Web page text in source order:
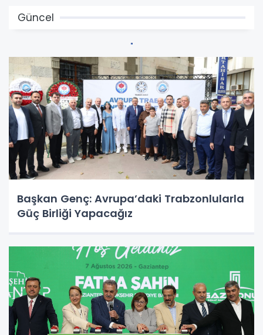
Güncel
Başkan Genç: Avrupa’daki Trabzonlularla
Güç Birliği Yapacağız